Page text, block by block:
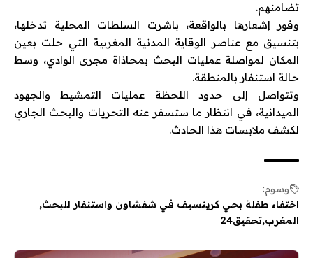
تضامنهم.
وفور إشعارها بالواقعة، باشرت السلطات المحلية تدخلها،
بتنسيق مع عناصر الوقاية المدنية المغربية التي حلت بعين
المكان لمواصلة عمليات البحث بمحاذاة مجرى الوادي، وسط
حالة استنفار بالمنطقة.
وتتواصل إلى حدود اللحظة عمليات التمشيط والجهود
الميدانية، في انتظار ما ستسفر عنه التحريات والبحث الجاري
لكشف ملابسات هذا الحادث.
وسوم:
اختفاء طفلة بحي كرينسيف في شفشاون واستنفار للبحث
المغرب تحقيق24